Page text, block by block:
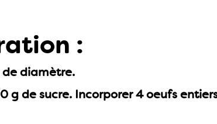
:
diamètre.
de sucre. Incorporer 4 oeufs